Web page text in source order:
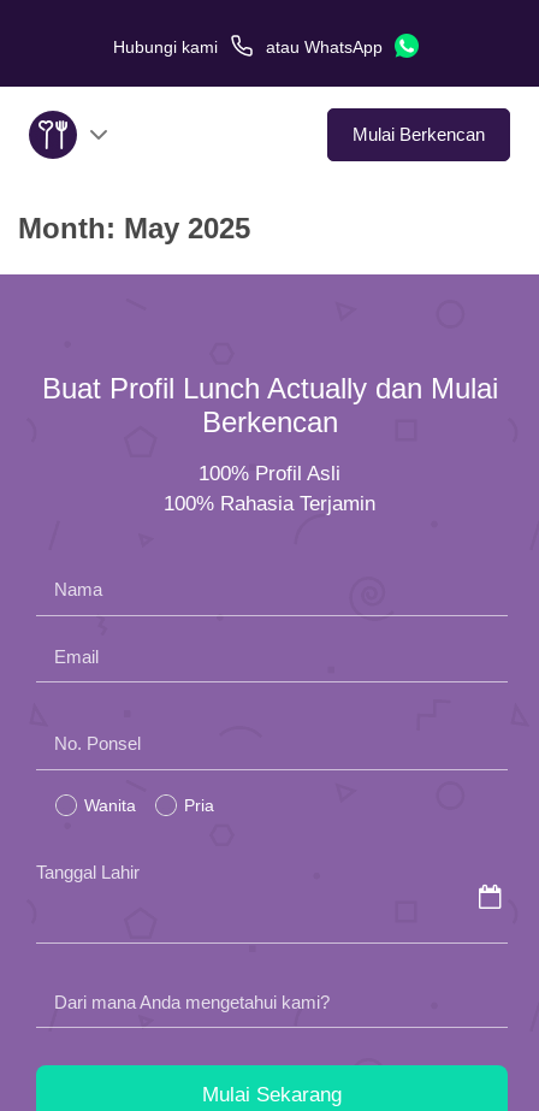
Hubungi kami atau WhatsApp
Mulai Berkencan
Tentang Kami
Month: May 2025
Buat Profil Lunch Actually dan Mulai
Berkencan
100% Profil Asli
100% Rahasia Terjamin
Nama
Email
leave
this
No. Ponsel
Wanita Pria
Tanggal Lahir
Dari mana Anda mengetahui kami?